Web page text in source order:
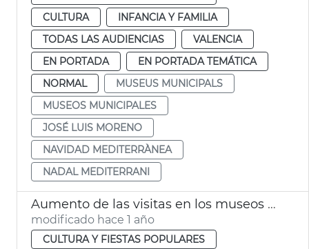
CULTURA
INFANCIA Y FAMILIA
TODAS LAS AUDIENCIAS
VALENCIA
EN PORTADA
EN PORTADA TEMÁTICA
NORMAL
MUSEUS MUNICIPALS
MUSEOS MUNICIPALES
JOSÉ LUIS MORENO
NAVIDAD MEDITERRÀNEA
NADAL MEDITERRANI
Aumento de las visitas en los museos y monumentos de València
modificado hace 1 año
CULTURA Y FIESTAS POPULARES